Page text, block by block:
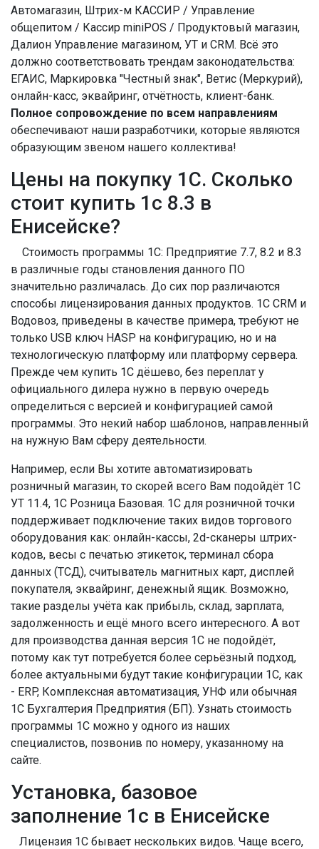
Автомагазин, Штрих-м КАССИР / Управление
общепитом / Кассир miniPOS / Продуктовый магазин,
Далион Управление магазином, УТ и CRM. Всё это
должно соответствовать трендам законодательства:
ЕГАИС, Маркировка "Честный знак", Ветис (Меркурий),
онлайн-касс, эквайринг, отчётность, клиент-банк.
Полное сопровождение по всем направлениям
обеспечивают наши разработчики, которые являются
образующим звеном нашего коллектива!
Цены на покупку 1С. Сколько
стоит купить 1с 8.3 в
Енисейске?
Стоимость программы 1С: Предприятие 7.7, 8.2 и 8.3
в различные годы становления данного ПО
значительно различалась. До сих пор различаются
способы лицензирования данных продуктов. 1С CRM и
Водовоз, приведены в качестве примера, требуют не
только USB ключ HASP на конфигурацию, но и на
технологическую платформу или платформу сервера.
Прежде чем купить 1С дёшево, без переплат у
официального дилера нужно в первую очередь
определиться с версией и конфигурацией самой
программы. Это некий набор шаблонов, направленный
на нужную Вам сферу деятельности.
Например, если Вы хотите автоматизировать
розничный магазин, то скорей всего Вам подойдёт 1С
УТ 11.4, 1С Розница Базовая. 1С для розничной точки
поддерживает подключение таких видов торгового
оборудования как: онлайн-кассы, 2d-сканеры штрих-
кодов, весы с печатью этикеток, терминал сбора
данных (ТСД), считыватель магнитных карт, дисплей
покупателя, эквайринг, денежный ящик. Возможно,
такие разделы учёта как прибыль, склад, зарплата,
задолженность и ещё много всего интересного. А вот
для производства данная версия 1С не подойдёт,
потому как тут потребуется более серьёзный подход,
более актуальными будут такие конфигурации 1С, как
- ERP, Комплексная автоматизация, УНФ или обычная
1С Бухгалтерия Предприятия (БП). Узнать стоимость
программы 1С можно у одного из наших
специалистов, позвонив по номеру, указанному на
сайте.
Установка, базовое
заполнение 1с в Енисейске
Лицензия 1С бывает нескольких видов. Чаще всего,